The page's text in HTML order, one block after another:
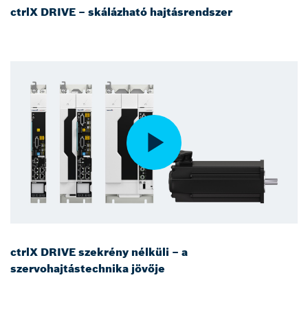
ctrlX DRIVE – skálázható hajtásrendszer
ctrlX DRIVE szekrény nélküli – a
szervohajtástechnika jövője